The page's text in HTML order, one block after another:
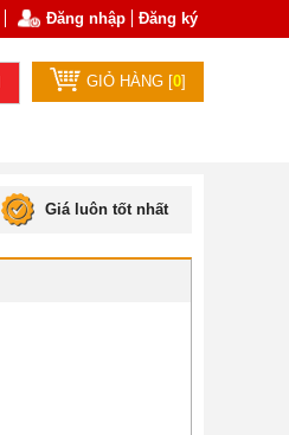
Đăng nhập Đăng ký
GIỎ HÀNG [0]
Giá luôn tốt nhất